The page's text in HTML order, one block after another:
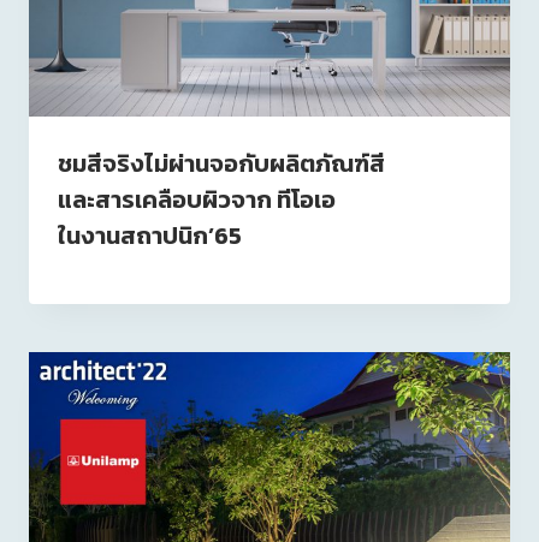
ชมสีจริงไม่ผ่านจอกับผลิตภัณฑ์สี
และสารเคลือบผิวจาก ทีโอเอ
ในงานสถาปนิก’65